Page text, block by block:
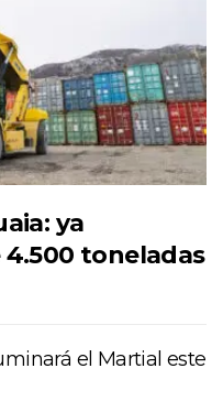
ya
toneladas
el Martial este